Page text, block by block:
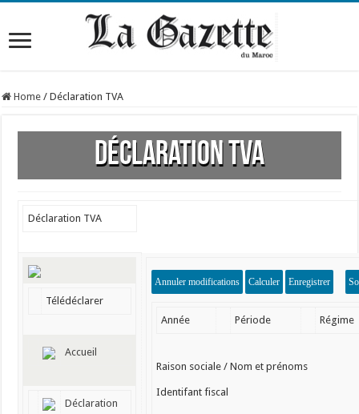
Home / Déclaration TVA
Déclaration TVA
Déclaration TVA
Télédéclarer
Accueil
Déclaration
Année Période Régime
Raison sociale / Nom et prénoms
Identifant fiscal